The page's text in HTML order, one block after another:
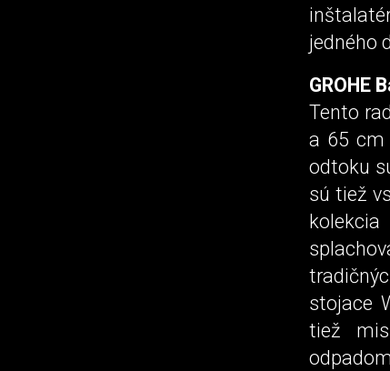
jedného
GROHE
Tento
a 65 cm
odtoku
sú tiež
stojace
tiež